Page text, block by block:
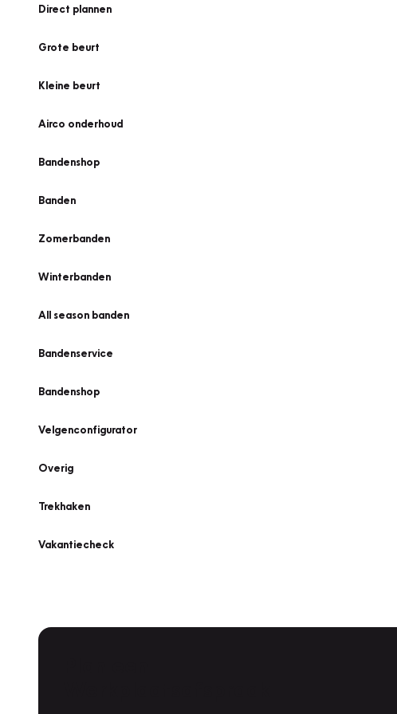
Direct plannen
Grote beurt
Kleine beurt
Airco onderhoud
Bandenshop
Banden
Zomerbanden
Winterbanden
All season banden
Bandenservice
Bandenshop
Velgenconfigurator
Overig
Trekhaken
Vakantiecheck